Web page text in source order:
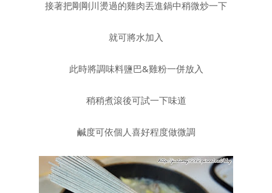
接著把剛剛川燙過的雞肉丟進鍋中稍微炒一下
就可將水加入
此時將調味料鹽巴&雞粉一併放入
稍稍煮滾後可試一下味道
鹹度可依個人喜好程度做微調